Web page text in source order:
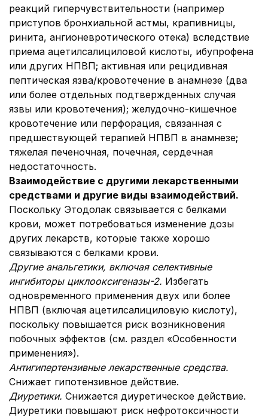
реакций гиперчувствительности (например
приступов бронхиальной астмы, крапивницы,
ринита, ангионевротического отека) вследствие
приема ацетилсалициловой кислоты, ибупрофена
или других НПВП; активная или рецидивная
пептическая язва/кровотечение в анамнезе (два
или более отдельных подтвержденных случая
язвы или кровотечения); желудочно-кишечное
кровотечение или перфорация, связанная с
предшествующей терапией НПВП в анамнезе;
тяжелая печеночная, почечная, сердечная
недостаточность.
Взаимодействие с другими лекарственными
средствами и другие виды взаимодействий.
Поскольку Этодолак связывается с белками
крови, может потребоваться изменение дозы
других лекарств, которые также хорошо
связываются с белками крови.
Другие анальгетики, включая селективные
ингибиторы циклооксигеназы-2. Избегать
одновременного применения двух или более
НПВП (включая ацетилсалициловую кислоту),
поскольку повышается риск возникновения
побочных эффектов (см. раздел «Особенности
применения»).
Антигипертензивные лекарственные средства.
Снижает гипотензивное действие.
Диуретики. Снижается диуретическое действие.
Диуретики повышают риск нефротоксичности